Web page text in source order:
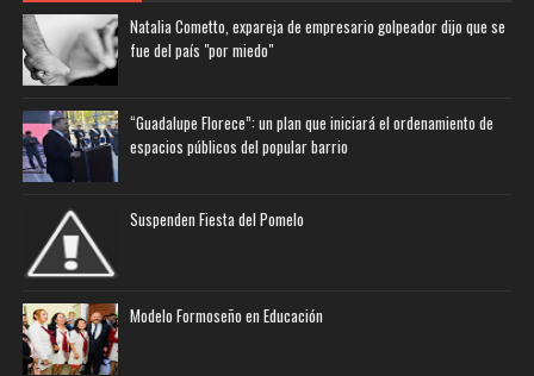
Natalia Cometto, expareja de empresario golpeador dijo que se
fue del país "por miedo"
“Guadalupe Florece”: un plan que iniciará el ordenamiento de
espacios públicos del popular barrio
Suspenden Fiesta del Pomelo
Modelo Formoseño en Educación